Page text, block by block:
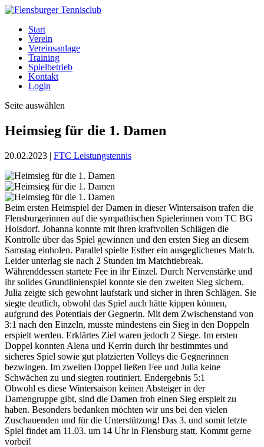
Start
Verein
Vereinsanlage
Training
Spielbetrieb
Kontakt
Login
Seite auswählen
Heimsieg für die 1. Damen
20.02.2023 | FTC Leistungstennis
Beim ersten Heimspiel der Damen in dieser Wintersaison trafen die
Flensburgerinnen auf die sympathischen Spielerinnen vom TC BG
Hoisdorf. Johanna konnte mit ihren kraftvollen Schlägen die
Kontrolle über das Spiel gewinnen und den ersten Sieg an diesem
Samstag einholen. Parallel spielte Esther ein ausgeglichenes Match.
Leider unterlag sie nach 2 Stunden im Matchtiebreak.
Währenddessen startete Fee in ihr Einzel. Durch Nervenstärke und
ihr solides Grundlinienspiel konnte sie den zweiten Sieg sichern.
Julia zeigte sich gewohnt laufstark und sicher in ihren Schlägen. Sie
siegte deutlich, obwohl das Spiel auch hätte kippen können,
aufgrund des Potentials der Gegnerin. Mit dem Zwischenstand von
3:1 nach den Einzeln, musste mindestens ein Sieg in den Doppeln
erspielt werden. Erklärtes Ziel waren jedoch 2 Siege. Im ersten
Doppel konnten Alena und Kerrin durch ihr bestimmtes und
sicheres Spiel sowie gut platzierten Volleys die Gegnerinnen
bezwingen. Im zweiten Doppel ließen Fee und Julia keine
Schwächen zu und siegten routiniert. Endergebnis 5:1
Obwohl es diese Wintersaison keinen Absteiger in der
Damengruppe gibt, sind die Damen froh einen Sieg erspielt zu
haben. Besonders bedanken möchten wir uns bei den vielen
Zuschauenden und für die Unterstützung! Das 3. und somit letzte
Spiel findet am 11.03. um 14 Uhr in Flensburg statt. Kommt gerne
vorbei!